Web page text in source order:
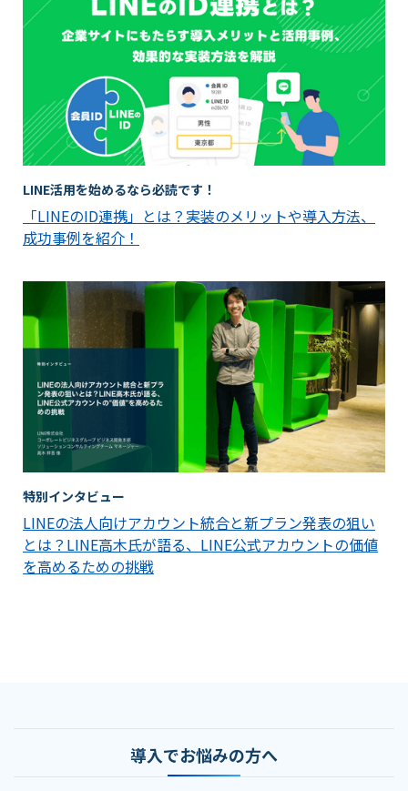
LINE活用を始めるなら必読です！
「LINEのID連携」とは？実装のメリットや導入方法、
成功事例を紹介！
特別インタビュー
LINEの法人向けアカウント統合と新プラン発表の狙い
とは？LINE高木氏が語る、LINE公式アカウントの価値
を高めるための挑戦
導入でお悩みの方へ